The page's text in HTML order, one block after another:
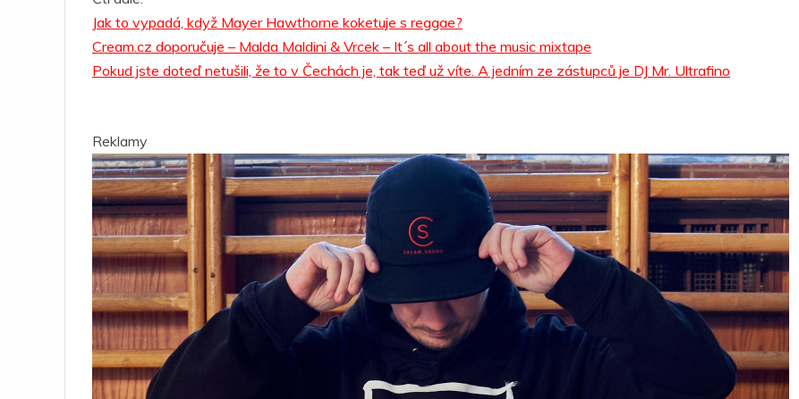
Jak to vypadá, když Mayer Hawthorne koketuje s reggae?
Cream.cz doporučuje – Malda Maldini & Vrcek – It´s all about the music mixtape
Pokud jste doteď netušili, že to v Čechách je, tak teď už víte. A jedním ze zástupců je DJ Mr. Ultrafino
Reklamy